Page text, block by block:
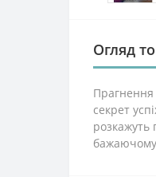
Огляд
Прагнення
секрет
розкажуть
бажаючому